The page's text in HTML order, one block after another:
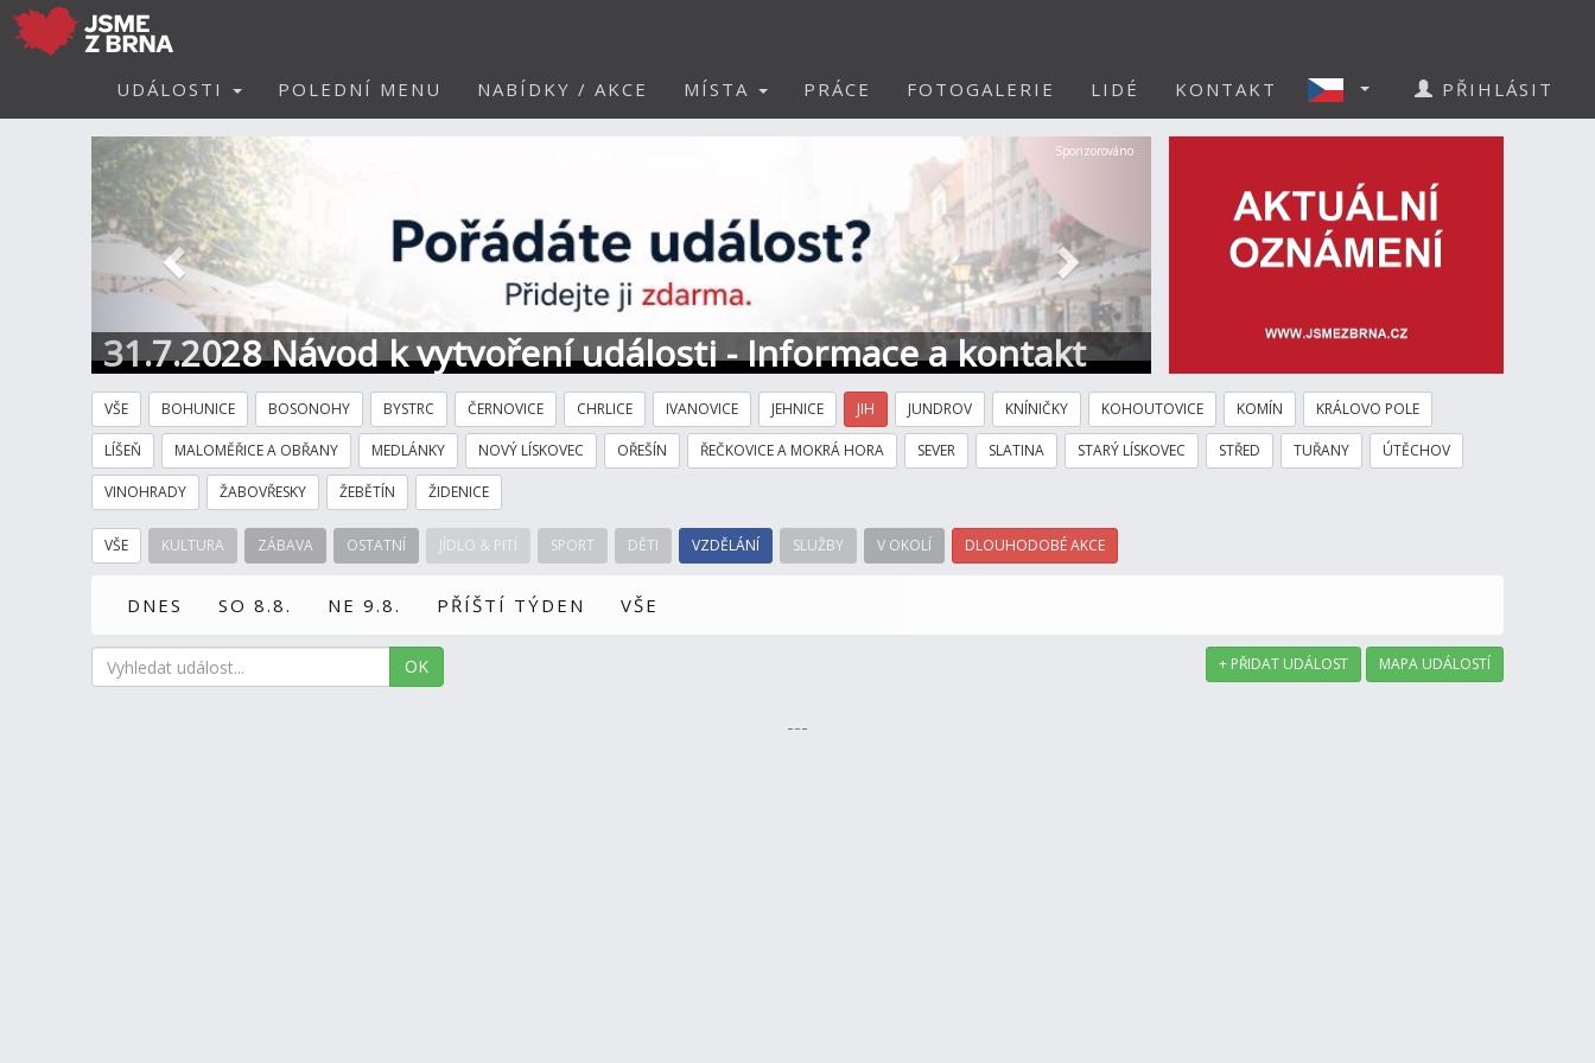
UDÁLOSTI POLEDNÍ MENU NABÍDKY / AKCE MÍSTA PRÁCE FOTOGALERIE LIDÉ KONTAKT PŘIHLÁSIT
31.7.2028 Návod k vytvoření události - Informace a kontakt
Předchozí Další
Sponzorováno
VŠE BOHUNICE BOSONOHY BYSTRC ČERNOVICE CHRLICE IVANOVICE JEHNICE JIH JUNDROV KNÍNIČKY KOHOUTOVICE KOMÍN KRÁLOVO POLE
LÍŠEŇ MALOMĚŘICE A OBŘANY MEDLÁNKY NOVÝ LÍSKOVEC OŘEŠÍN ŘEČKOVICE A MOKRÁ HORA SEVER SLATINA STARÝ LÍSKOVEC STŘED TUŘANY ÚTĚCHOV
VINOHRADY ŽABOVŘESKY ŽEBĚTÍN ŽIDENICE
VŠE KULTURA ZÁBAVA OSTATNÍ JÍDLO & PITÍ SPORT DĚTI VZDĚLÁNÍ SLUŽBY V OKOLÍ DLOUHODOBÉ AKCE
DNES SO 8.8. NE 9.8. PŘÍŠTÍ TÝDEN VŠE
OK + PŘIDAT UDÁLOST MAPA UDÁLOSTÍ
---